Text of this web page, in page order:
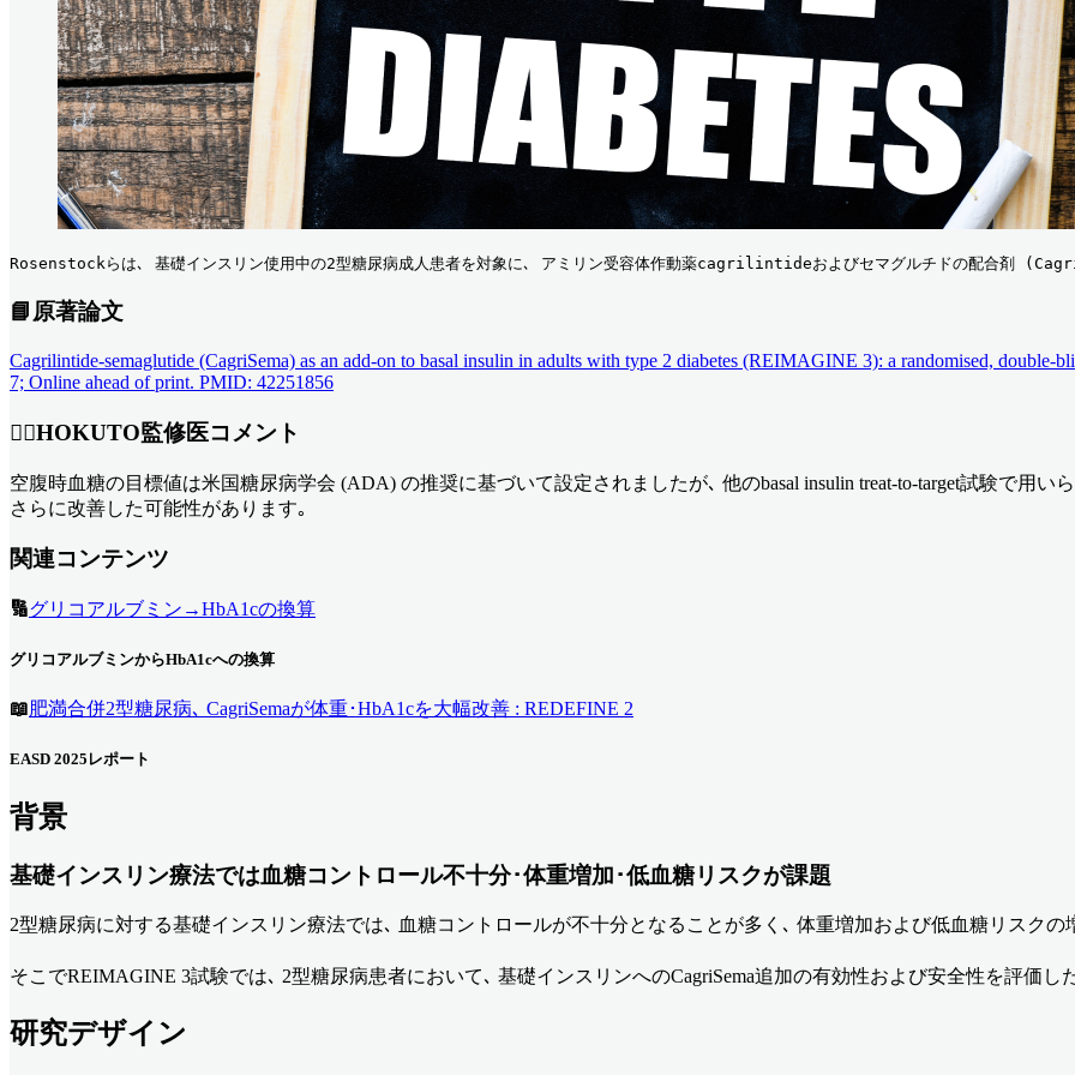
Rosenstockらは､ 基礎インスリン使用中の2型糖尿病成人患者を対象に､ アミリン受容体作動薬cagrilintideおよびセマグルチドの配合剤
📘原著論文
Cagrilintide-semaglutide (CagriSema) as an add-on to basal insulin in adults with type 2 diabetes (REIMAGINE 3): a randomised, double-
7; Online ahead of print. PMID: 42251856
👨‍⚕️HOKUTO監修医コメント
空腹時血糖の目標値は米国糖尿病学会 (ADA) の推奨に基づいて設定されましたが､ 他のbasal insulin treat-to-target試験で用
さらに改善した可能性があります｡
関連コンテンツ
🔢グリコアルブミン→HbA1cの換算
グリコアルブミンからHbA1cへの換算
📖肥満合併2型糖尿病､ CagriSemaが体重･HbA1cを大幅改善 : REDEFINE 2
EASD 2025レポート
背景
基礎インスリン療法では血糖コントロール不十分･体重増加･低血糖リスクが課題
2型糖尿病に対する基礎インスリン療法では､ 血糖コントロールが不十分となることが多く､ 体重増加および低血糖リスクの
そこでREIMAGINE 3試験では､ 2型糖尿病患者において､ 基礎インスリンへのCagriSema追加の有効性および安全性を評価し
研究デザイン